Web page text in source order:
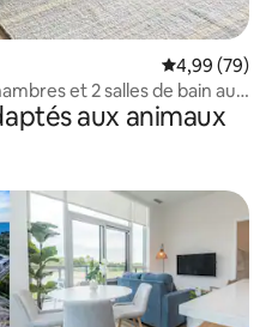
Note
4,99 (79)
et 2 salles de bain au
aux animaux